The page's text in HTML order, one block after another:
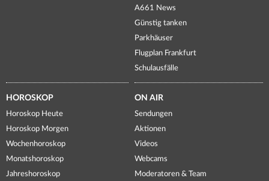
A661 News
Günstig tanken
Parkhäuser
Flugplan Frankfurt
Schulausfälle
HOROSKOP
Horoskop Heute
Horoskop Morgen
Wochenhoroskop
Monatshoroskop
Jahreshoroskop
ON AIR
Sendungen
Aktionen
Videos
Webcams
Moderatoren & Team